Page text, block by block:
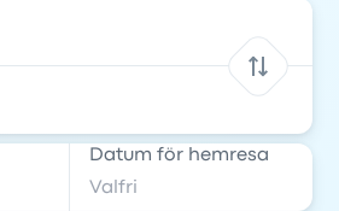
Datum för hemresa